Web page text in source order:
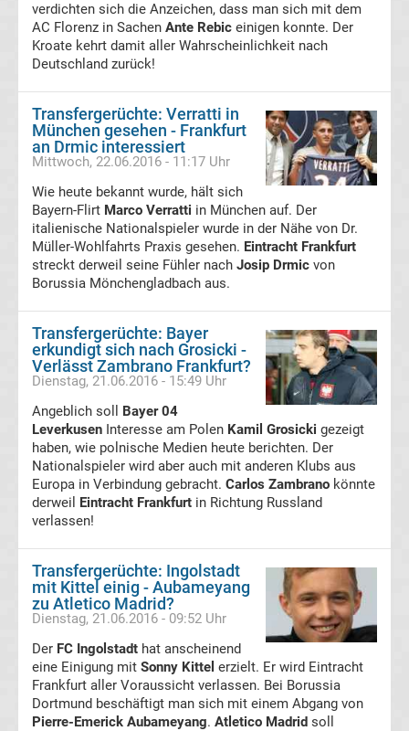
Transfergerüchte
Darmstadt
98
Transfergerüchte
SV
Transfergerüchte
Mannheim
Transfergerüchte
TSG
1899
Hoffenheim
Transfergerüchte
TSV
verdichten sich die Anzeichen, dass man sich mit dem
AC Florenz in Sachen Ante Rebic einigen konnte. Der
Kroate kehrt damit aller Wahrscheinlichkeit nach
Deutschland zurück!
Transfergerüchte: Verratti in
München gesehen - Frankfurt
an Drmic interessiert
Mittwoch, 22.06.2016 - 11:17 Uhr
Wie heute bekannt wurde, hält sich
Bayern-Flirt Marco Verratti in München auf. Der
italienische Nationalspieler wurde in der Nähe von Dr.
Müller-Wohlfahrts Praxis gesehen. Eintracht Frankfurt
streckt derweil seine Fühler nach Josip Drmic von
Borussia Mönchengladbach aus.
Transfergerüchte: Bayer
erkundigt sich nach Grosicki -
Verlässt Zambrano Frankfurt?
Dienstag, 21.06.2016 - 15:49 Uhr
Angeblich soll Bayer 04
Leverkusen Interesse am Polen Kamil Grosicki gezeigt
haben, wie polnische Medien heute berichten. Der
Nationalspieler wird aber auch mit anderen Klubs aus
Europa in Verbindung gebracht. Carlos Zambrano könnte
derweil Eintracht Frankfurt in Richtung Russland
verlassen!
Transfergerüchte: Ingolstadt
mit Kittel einig - Aubameyang
zu Atletico Madrid?
Dienstag, 21.06.2016 - 09:52 Uhr
Der FC Ingolstadt hat anscheinend
eine Einigung mit Sonny Kittel erzielt. Er wird Eintracht
Frankfurt aller Voraussicht verlassen. Bei Borussia
Dortmund beschäftigt man sich mit einem Abgang von
Pierre-Emerick Aubameyang. Atletico Madrid soll